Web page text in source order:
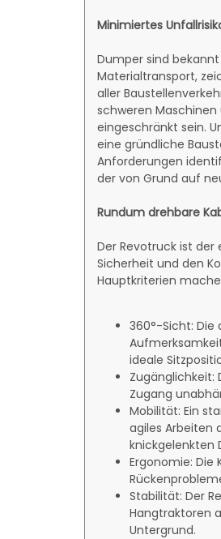
Minimiertes
Dumper sind
Materialtransport,
aller
schweren
eingeschränkt sein.
eine gründliche
Anforderungen
der von Grund auf
Rundum drehbare
Der Revotruck ist
Sicherheit und den
Hauptkriterien
360°-Sicht:
ideale
Zugänglichkeit:
Zugang
Mobilität: Ein
agiles Arbeiten
knickgelenkten
Ergonomie:
Stabilität: Der
Hangtraktoren
Untergrund.